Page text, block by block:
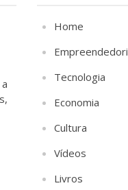
Home
Tecnologia
Economia
Cultura
Vídeos
Livros